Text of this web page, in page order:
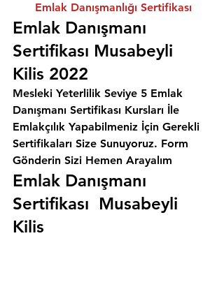
Emlak Danışmanlığı Sertifikası
Emlak Danışmanı
Sertifikası Musabeyli
Kilis 2022
Mesleki Yeterlilik Seviye 5 Emlak
Danışmanı Sertifikası Kursları İle
Emlakçılık Yapabilmeniz İçin Gerekli
Sertifikaları Size Sunuyoruz. Form
Gönderin Sizi Hemen Arayalım
Emlak Danışmanı
Sertifikası  Musabeyli
Kilis